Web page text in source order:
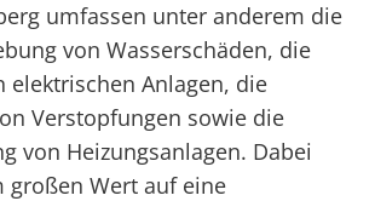
umfassen unter anderem die
von Wasserschäden, die
elektrischen Anlagen, die
Verstopfungen sowie die
von Heizungsanlagen. Dabei
großen Wert auf eine